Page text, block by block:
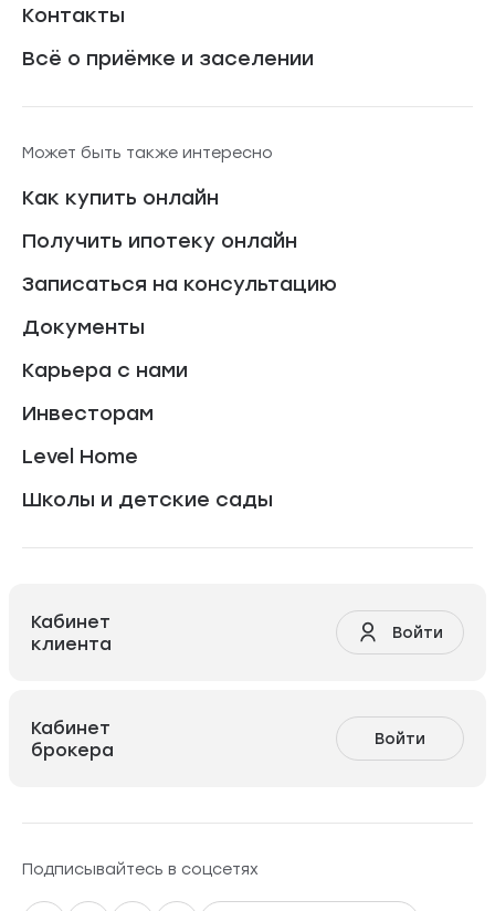
Контакты
Всё о приёмке и заселении
Может быть также интересно
Как купить онлайн
Получить ипотеку онлайн
Записаться на консультацию
Документы
Карьера с нами
Инвесторам
Level Home
Школы и детские сады
Кабинет
клиента
Войти
Кабинет
брокера
Войти
Подписывайтесь в соцсетях